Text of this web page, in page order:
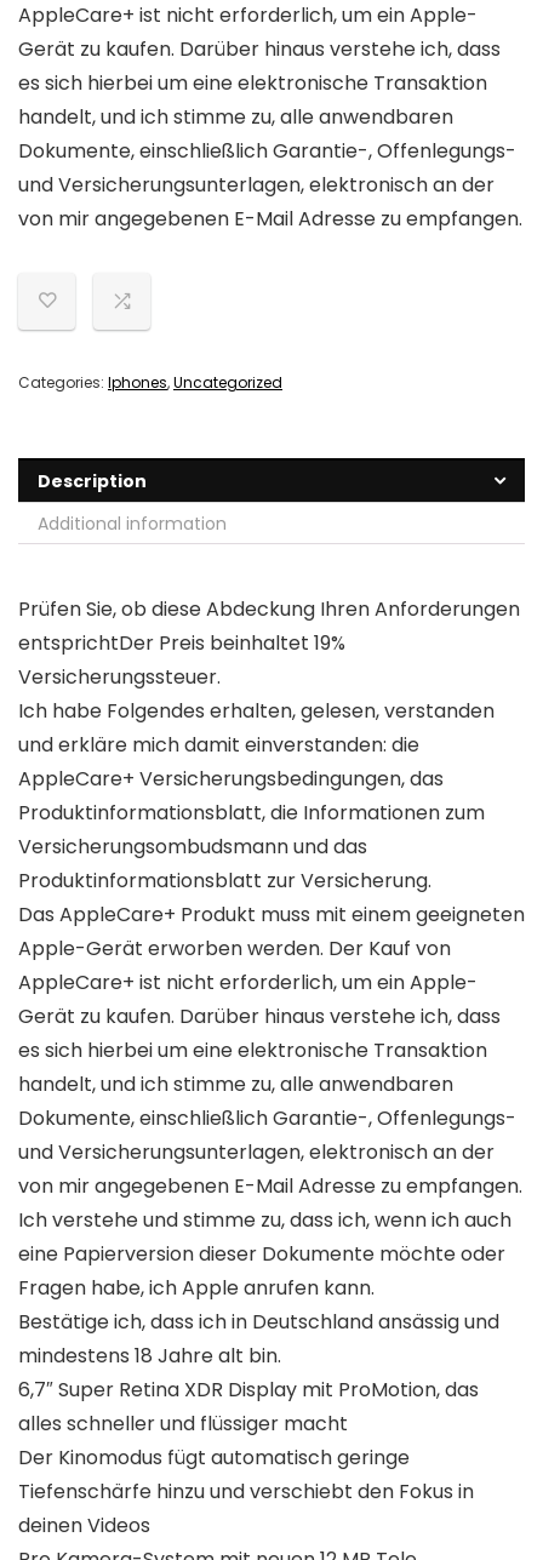
AppleCare+ ist nicht erforderlich, um ein Apple-
Gerät zu kaufen. Darüber hinaus verstehe ich, dass
es sich hierbei um eine elektronische Transaktion
handelt, und ich stimme zu, alle anwendbaren
Dokumente, einschließlich Garantie-, Offenlegungs-
und Versicherungsunterlagen, elektronisch an der
von mir angegebenen E-Mail Adresse zu empfangen.
Categories: Iphones,Uncategorized
Description
Additional information
Prüfen Sie, ob diese Abdeckung Ihren Anforderungen
entsprichtDer Preis beinhaltet 19%
Versicherungssteuer.
Ich habe Folgendes erhalten, gelesen, verstanden
und erkläre mich damit einverstanden: die
AppleCare+ Versicherungsbedingungen, das
Produktinformationsblatt, die Informationen zum
Versicherungsombudsmann und das
Produktinformationsblatt zur Versicherung.
Das AppleCare+ Produkt muss mit einem geeigneten
Apple-Gerät erworben werden. Der Kauf von
AppleCare+ ist nicht erforderlich, um ein Apple-
Gerät zu kaufen. Darüber hinaus verstehe ich, dass
es sich hierbei um eine elektronische Transaktion
handelt, und ich stimme zu, alle anwendbaren
Dokumente, einschließlich Garantie-, Offenlegungs-
und Versicherungsunterlagen, elektronisch an der
von mir angegebenen E-Mail Adresse zu empfangen.
Ich verstehe und stimme zu, dass ich, wenn ich auch
eine Papierversion dieser Dokumente möchte oder
Fragen habe, ich Apple anrufen kann.
Bestätige ich, dass ich in Deutschland ansässig und
mindestens 18 Jahre alt bin.
6,7″ Super Retina XDR Display mit ProMotion, das
alles schneller und flüssiger macht
Der Kinomodus fügt automatisch geringe
Tiefenschärfe hinzu und verschiebt den Fokus in
deinen Videos